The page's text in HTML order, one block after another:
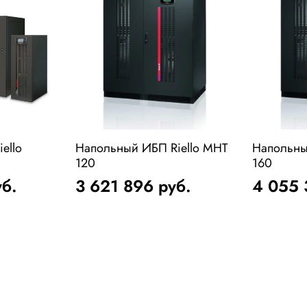
Напольный ИБП Riello MHT
120
3 621 896 руб.
160
4 055